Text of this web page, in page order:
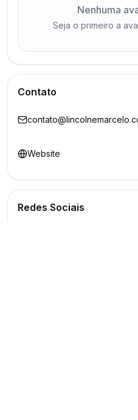
Nenhuma
Seja o primeiro a
Contato
Website
Redes Sociais